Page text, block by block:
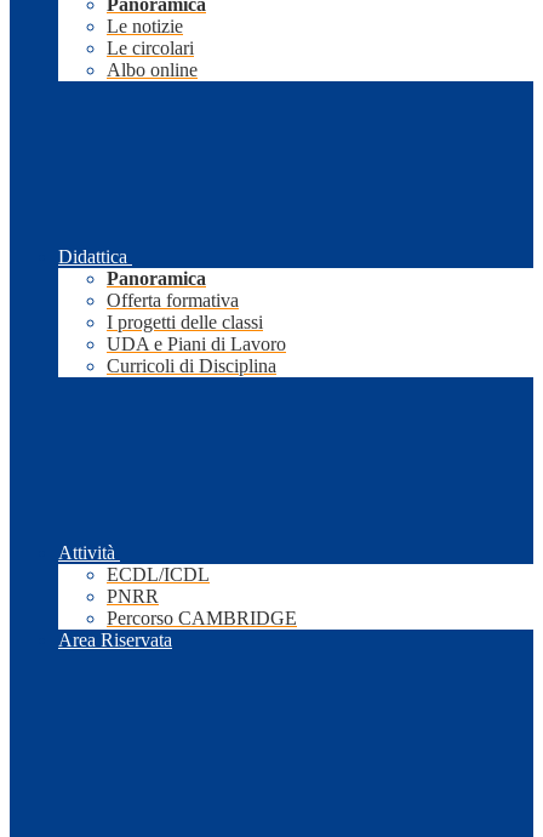
Panoramica
Le notizie
Le circolari
Albo online
Didattica
Panoramica
Offerta formativa
I progetti delle classi
UDA e Piani di Lavoro
Curricoli di Disciplina
Attività
ECDL/ICDL
PNRR
Percorso CAMBRIDGE
Area Riservata